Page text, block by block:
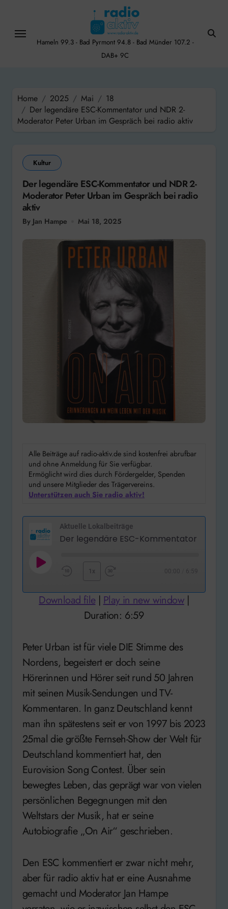
content
Hameln 99.3 - Bad Pyrmont 94.8 - Bad Münder 107.2 -
DAB+ 9C
Home 2025 Mai
18
Der legendäre ESC-Kommentator und NDR 2-
Moderator Peter Urban im Gespräch bei radio aktiv
Kultur
Der legendäre ESC-Kommentator und NDR 2-
Moderator Peter Urban im Gespräch bei radio
aktiv
By Jan Hampe Mai 18, 2025
Alle Beiträge auf radio-aktiv.de sind kostenfrei abrufbar
und ohne Anmeldung für Sie verfügbar.
Ermöglicht wird dies durch Fördergelder, Spenden
und unsere Mitglieder des Trägervereins.
Unterstützen auch Sie radio aktiv!
Aktuelle Lokalbeiträge
Play
10
Seconds
1x
Forward
6:59
Download file| Play in new window|
Duration: 6:59
Peter Urban ist für viele DIE Stimme des
Nordens, begeistert er doch seine
Hörerinnen und Hörer seit rund 50 Jahren
mit seinen Musik-Sendungen und TV-
Kommentaren. In ganz Deutschland kennt
man ihn spätestens seit er von 1997 bis 2023
25mal die größte Fernseh-Show der Welt für
Deutschland kommentiert hat, den
Eurovision Song Contest. Über sein
bewegtes Leben, das geprägt war von vielen
persönlichen Begegnungen mit den
Weltstars der Musik, hat er seine
Autobiografie „On Air“ geschrieben.
Den ESC kommentiert er zwar nicht mehr,
aber für radio aktiv hat er eine Ausnahme
gemacht und Moderator Jan Hampe